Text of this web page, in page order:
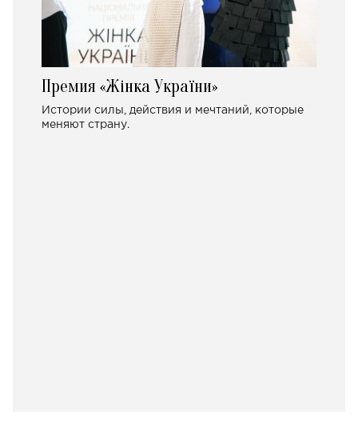
Премия «Жінка України»
Истории силы, действия и мечтаний, которые
меняют страну.